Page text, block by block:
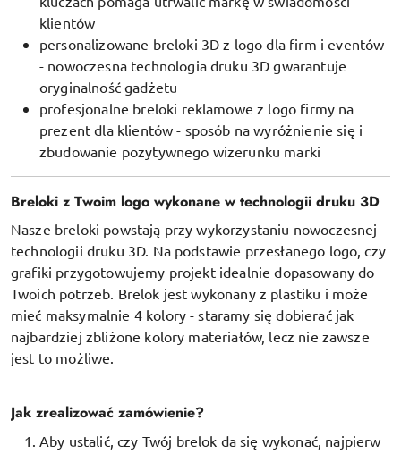
klientów
personalizowane breloki 3D z logo dla firm i eventów
- nowoczesna technologia druku 3D gwarantuje
oryginalność gadżetu
profesjonalne breloki reklamowe z logo firmy na
prezent dla klientów - sposób na wyróżnienie się i
zbudowanie pozytywnego wizerunku marki
Breloki z Twoim logo wykonane w technologii druku 3D
Nasze breloki powstają przy wykorzystaniu nowoczesnej
technologii druku 3D. Na podstawie przesłanego logo, czy
grafiki przygotowujemy projekt idealnie dopasowany do
Twoich potrzeb. Brelok jest wykonany z plastiku i może
mieć maksymalnie 4 kolory - staramy się dobierać jak
najbardziej zbliżone kolory materiałów, lecz nie zawsze
jest to możliwe.
Jak zrealizować zamówienie?
Aby ustalić, czy Twój brelok da się wykonać, najpierw